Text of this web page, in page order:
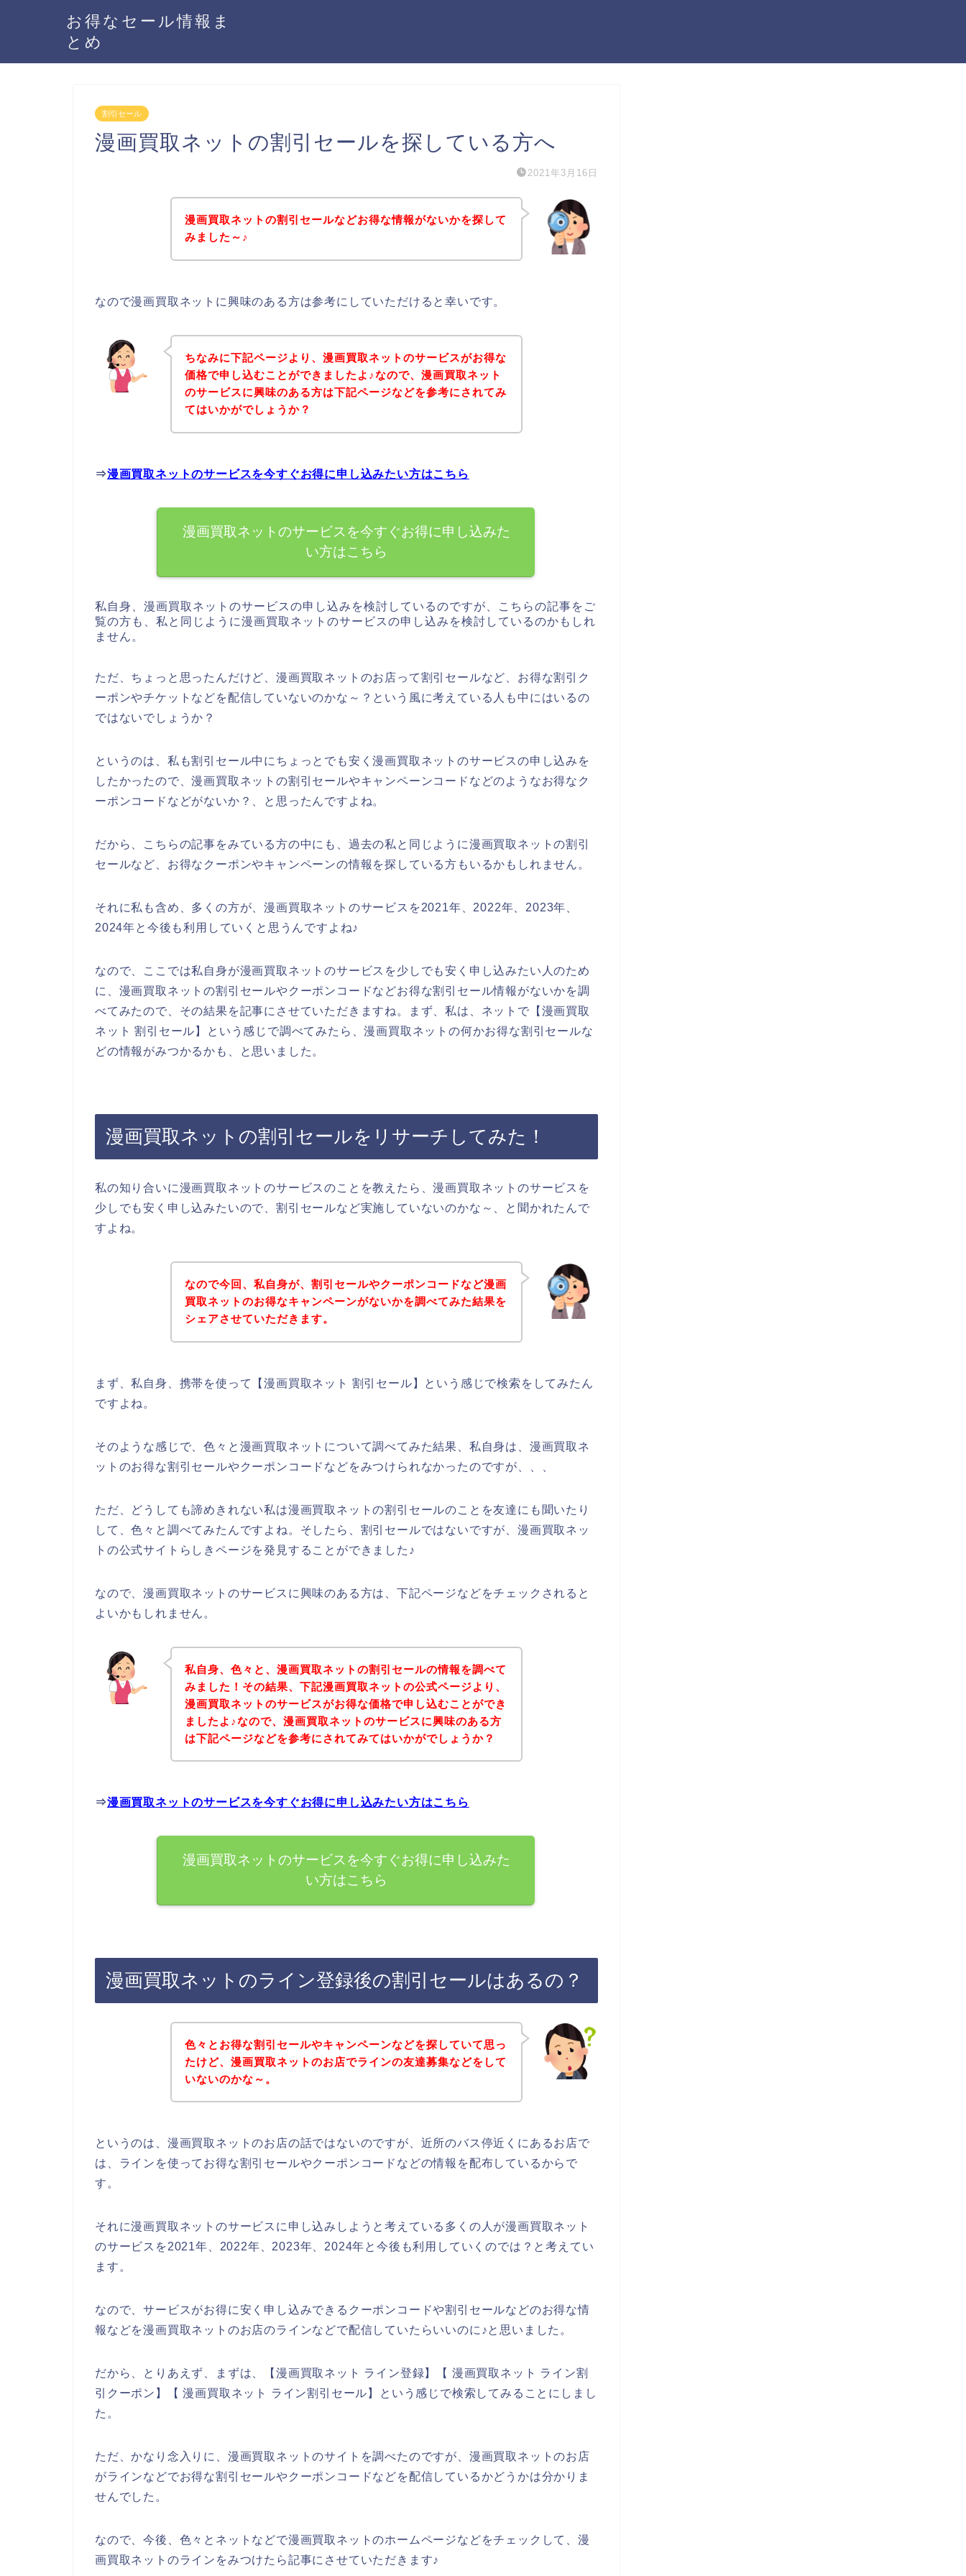
お得なセール情報ま
とめ
割引セール
漫画買取ネットの割引セールを探している方へ
2021年3月16日
漫画買取ネットの割引セールなどお得な情報がないかを探して
みました～♪
なので漫画買取ネットに興味のある方は参考にしていただけると幸いです。
ちなみに下記ページより、漫画買取ネットのサービスがお得な
価格で申し込むことができましたよ♪なので、漫画買取ネット
のサービスに興味のある方は下記ページなどを参考にされてみ
てはいかがでしょうか？
⇒漫画買取ネットのサービスを今すぐお得に申し込みたい方はこちら
漫画買取ネットのサービスを今すぐお得に申し込みた
い方はこちら
私自身、漫画買取ネットのサービスの申し込みを検討しているのですが、こちらの記事をご
覧の方も、私と同じように漫画買取ネットのサービスの申し込みを検討しているのかもしれ
ません。
ただ、ちょっと思ったんだけど、漫画買取ネットのお店って割引セールなど、お得な割引ク
ーポンやチケットなどを配信していないのかな～？という風に考えている人も中にはいるの
ではないでしょうか？
というのは、私も割引セール中にちょっとでも安く漫画買取ネットのサービスの申し込みを
したかったので、漫画買取ネットの割引セールやキャンペーンコードなどのようなお得なク
ーポンコードなどがないか？、と思ったんですよね。
だから、こちらの記事をみている方の中にも、過去の私と同じように漫画買取ネットの割引
セールなど、お得なクーポンやキャンペーンの情報を探している方もいるかもしれません。
それに私も含め、多くの方が、漫画買取ネットのサービスを2021年、2022年、2023年、
2024年と今後も利用していくと思うんですよね♪
なので、ここでは私自身が漫画買取ネットのサービスを少しでも安く申し込みたい人のため
に、漫画買取ネットの割引セールやクーポンコードなどお得な割引セール情報がないかを調
べてみたので、その結果を記事にさせていただきますね。まず、私は、ネットで【漫画買取
ネット 割引セール】という感じで調べてみたら、漫画買取ネットの何かお得な割引セールな
どの情報がみつかるかも、と思いました。
漫画買取ネットの割引セールをリサーチしてみた！
私の知り合いに漫画買取ネットのサービスのことを教えたら、漫画買取ネットのサービスを
少しでも安く申し込みたいので、割引セールなど実施していないのかな～、と聞かれたんで
すよね。
なので今回、私自身が、割引セールやクーポンコードなど漫画
買取ネットのお得なキャンペーンがないかを調べてみた結果を
シェアさせていただきます。
まず、私自身、携帯を使って【漫画買取ネット 割引セール】という感じで検索をしてみたん
ですよね。
そのような感じで、色々と漫画買取ネットについて調べてみた結果、私自身は、漫画買取ネ
ットのお得な割引セールやクーポンコードなどをみつけられなかったのですが、、、
ただ、どうしても諦めきれない私は漫画買取ネットの割引セールのことを友達にも聞いたり
して、色々と調べてみたんですよね。そしたら、割引セールではないですが、漫画買取ネッ
トの公式サイトらしきページを発見することができました♪
なので、漫画買取ネットのサービスに興味のある方は、下記ページなどをチェックされると
よいかもしれません。
私自身、色々と、漫画買取ネットの割引セールの情報を調べて
みました！その結果、下記漫画買取ネットの公式ページより、
漫画買取ネットのサービスがお得な価格で申し込むことができ
ましたよ♪なので、漫画買取ネットのサービスに興味のある方
は下記ページなどを参考にされてみてはいかがでしょうか？
⇒漫画買取ネットのサービスを今すぐお得に申し込みたい方はこちら
漫画買取ネットのサービスを今すぐお得に申し込みた
い方はこちら
漫画買取ネットのライン登録後の割引セールはあるの？
色々とお得な割引セールやキャンペーンなどを探していて思っ
たけど、漫画買取ネットのお店でラインの友達募集などをして
いないのかな～。
というのは、漫画買取ネットのお店の話ではないのですが、近所のバス停近くにあるお店で
は、ラインを使ってお得な割引セールやクーポンコードなどの情報を配布しているからで
す。
それに漫画買取ネットのサービスに申し込みしようと考えている多くの人が漫画買取ネット
のサービスを2021年、2022年、2023年、2024年と今後も利用していくのでは？と考えてい
ます。
なので、サービスがお得に安く申し込みできるクーポンコードや割引セールなどのお得な情
報などを漫画買取ネットのお店のラインなどで配信していたらいいのに♪と思いました。
だから、とりあえず、まずは、【漫画買取ネット ライン登録】【 漫画買取ネット ライン割
引クーポン】【 漫画買取ネット ライン割引セール】という感じで検索してみることにしまし
た。
ただ、かなり念入りに、漫画買取ネットのサイトを調べたのですが、漫画買取ネットのお店
がラインなどでお得な割引セールやクーポンコードなどを配信しているかどうかは分かりま
せんでした。
なので、今後、色々とネットなどで漫画買取ネットのホームページなどをチェックして、漫
画買取ネットのラインをみつけたら記事にさせていただきます♪